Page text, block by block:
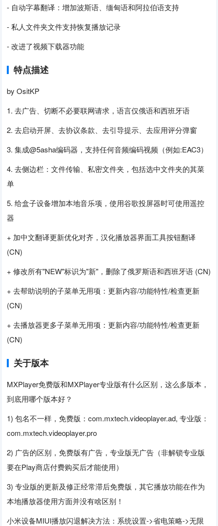
- 自动字幕翻译：增加波斯语、缅甸语和阿拉伯语支持
- 私人文件夹文件支持恢复播放记录
- 改进了视频下载器功能
特点描述
by OsitKP
1. 去广告、切断不必要联网请求，语言仅俄语和西班牙语
2. 去启动开屏、去协议条款、去引导提示、去应用评分弹窗
3. 集成@5asha编码器，支持任何音频编码视频（例如:EAC3）
4. 去侧边栏：文件传输、私密文件夹，包括选中文件夹的其菜
单
5. 给盒子设备增加本地音乐项，使用谷歌投屏器时可使用遥控
器
+ 加中文翻译更新优化对齐，汉化播放器界面工具按钮翻译
(CN)
+ 修改所有"NEW"标识为"新"，删除了俄罗斯语和西班牙语 (CN)
+ 去帮助说明的子菜单无用项：更新内容/功能特性/检查更新
(CN)
+ 去播放器更多子菜单无用项：更新内容/功能特性/检查更新
(CN)
关于版本
MXPlayer免费版和MXPlayer专业版有什么区别，这么多版本，
到底用哪个版本好？
1) 包名不一样，免费版：com.mxtech.videoplayer.ad, 专业版：
com.mxtech.videoplayer.pro
2) 广告的区别，免费版有广告，专业版无广告（非解锁专业版
要在Play商店付费购买后才能使用）
3) 专业版的更新及修正经常滞后免费版，其它播放功能在作为
本地播放器使用方面并没有啥区别！
小米设备MIUI播放闪退解决方法：系统设置->省电策略->无限